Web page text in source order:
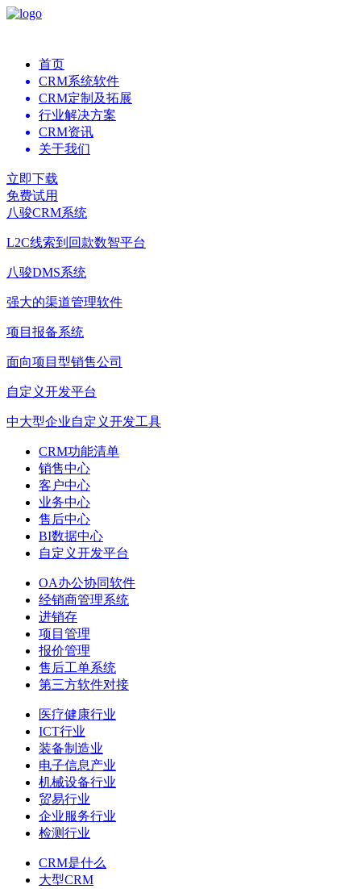
首页
CRM系统软件
CRM定制及拓展
行业解决方案
CRM资讯
关于我们
立即下载
免费试用
八骏CRM系统
L2C线索到回款数智平台
八骏DMS系统
强大的渠道管理软件
项目报备系统
面向项目型销售公司
自定义开发平台
中大型企业自定义开发工具
CRM功能清单
销售中心
客户中心
业务中心
售后中心
BI数据中心
自定义开发平台
OA办公协同软件
经销商管理系统
进销存
项目管理
报价管理
售后工单系统
第三方软件对接
医疗健康行业
ICT行业
装备制造业
电子信息产业
机械设备行业
贸易行业
企业服务行业
检测行业
CRM是什么
大型CRM